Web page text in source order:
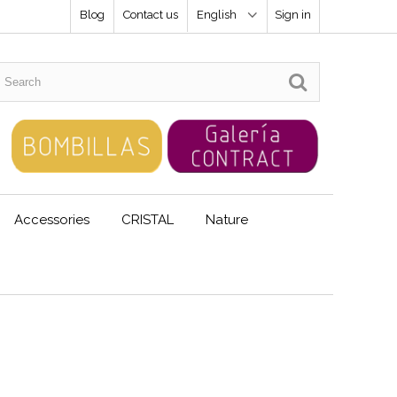
Sign in
English
Contact us
Blog
Accessories CRISTAL Nature